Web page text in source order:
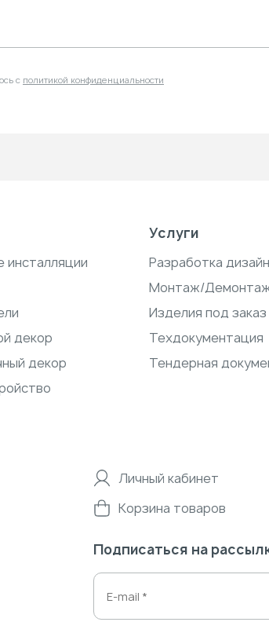
с политикой конфиденциальности
инсталляции
декор
декор
Услуги
Разработка
Монтаж/
Изделия под заказ
Техдокументация
Тендерная
Личный кабинет
Корзина товаров
Подписаться на